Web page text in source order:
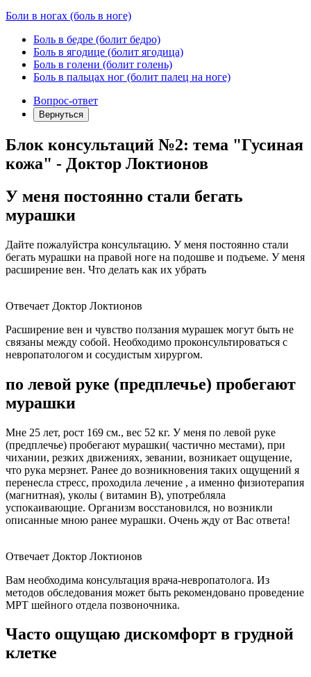
Боли в ногах (боль в ноге)
Боль в бедре (болит бедро)
Боль в ягодице (болит ягодица)
Боль в голени (болит голень)
Боль в пальцах ног (болит палец на ноге)
Вопрос-ответ
Вернуться
Блок консультаций №2: тема "Гусиная
кожа" - Доктор Локтионов
У меня постоянно стали бегать
мурашки
Дайте пожалуйстра консультацию. У меня постоянно стали
бегать мурашки на правой ноге на подошве и подъеме. У меня
расширение вен. Что делать как их убрать
Отвечает Доктор Локтионов
Расширение вен и чувство ползания мурашек могут быть не
связаны между собой. Необходимо проконсультироваться с
невропатологом и сосудистым хирургом.
по левой руке (предплечье) пробегают
мурашки
Мне 25 лет, рост 169 см., вес 52 кг. У меня по левой руке
(предплечье) пробегают мурашки( частично местами), при
чихании, резких движениях, зевании, возникает ощущение,
что рука мерзнет. Ранее до возникновения таких ощущений я
перенесла стресс, проходила лечение , а именно физиотерапия
(магнитная), уколы ( витамин В), употребляла
успокаивающие. Организм восстановился, но возникли
описанные мною ранее мурашки. Очень жду от Вас ответа!
Отвечает Доктор Локтионов
Вам необходима консультация врача-невропатолога. Из
методов обследования может быть рекомендовано проведение
МРТ шейного отдела позвоночника.
Часто ощущаю дискомфорт в грудной
клетке